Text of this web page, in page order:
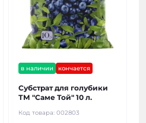
в наличии кончается
Субстрат для голубики
ТМ "Саме Той" 10 л.
Код товара: 002803